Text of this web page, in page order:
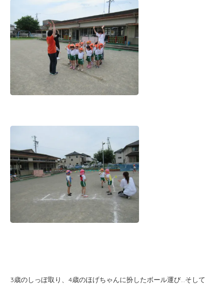
3歳のしっぽ取り、4歳のほげちゃんに扮したボール運び…そして